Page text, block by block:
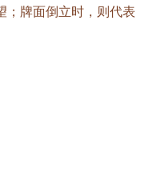
；牌面倒立时，则代表